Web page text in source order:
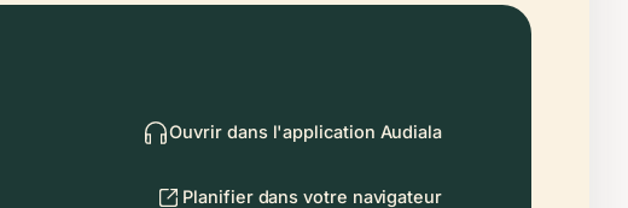
Ouvrir dans l'application Audiala
Planifier dans votre navigateur